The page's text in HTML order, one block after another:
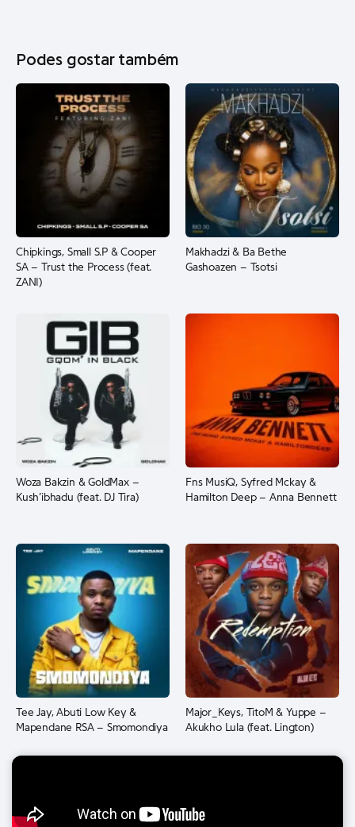
Podes gostar também
Chipkings, Small S.P & Cooper
SA – Trust the Process (feat.
ZANI)
Makhadzi & Ba Bethe
Gashoazen – Tsotsi
Woza Bakzin & GoldMax –
Kush’ibhadu (feat. DJ Tira)
Fns MusiQ, Syfred Mckay &
Hamilton Deep – Anna Bennett
Tee Jay, Abuti Low Key &
Mapendane RSA – Smomondiya
Major_Keys, TitoM & Yuppe –
Akukho Lula (feat. Lington)
ANGOVITECH
Platforms (SU) Lda. Luanda, Angola NIF: 5001277014